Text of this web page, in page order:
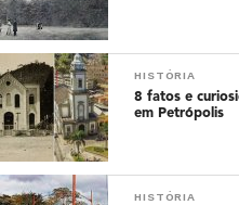
HISTÓRIA
8 fatos e
em Petrópolis
HISTÓRIA